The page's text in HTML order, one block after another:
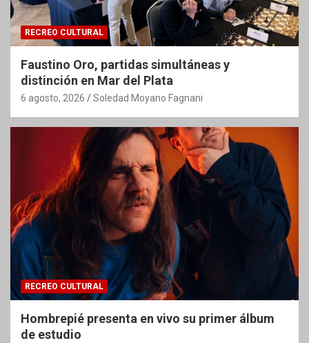
RECREO CULTURAL
Faustino Oro, partidas simultáneas y
distinción en Mar del Plata
6 agosto, 2026 Soledad Moyano Fagnani
RECREO CULTURAL
Hombrepié presenta en vivo su primer álbum
de estudio